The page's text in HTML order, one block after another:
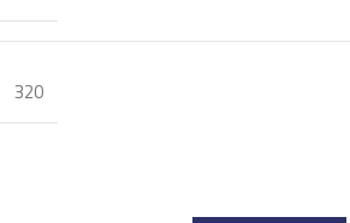
320